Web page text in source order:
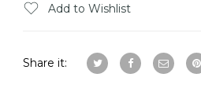
Add to Wishlist
Share it: